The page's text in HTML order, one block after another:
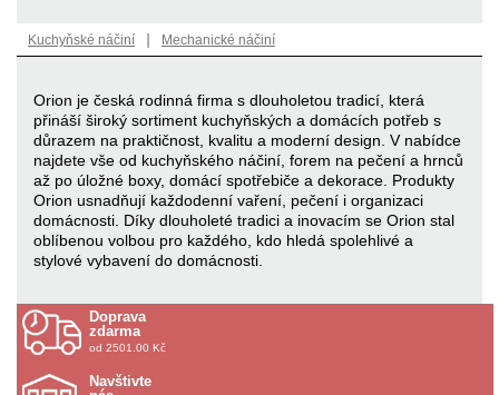
Kuchyňské náčiní | Mechanické náčiní
Orion je česká rodinná firma s dlouholetou tradicí, která
přináší široký sortiment kuchyňských a domácích potřeb s
důrazem na praktičnost, kvalitu a moderní design. V nabídce
najdete vše od kuchyňského náčiní, forem na pečení a hrnců
až po úložné boxy, domácí spotřebiče a dekorace. Produkty
Orion usnadňují každodenní vaření, pečení i organizaci
domácnosti. Díky dlouholeté tradici a inovacím se Orion stal
oblíbenou volbou pro každého, kdo hledá spolehlivé a
stylové vybavení do domácnosti.
Doprava
zdarma
od 2501.00 Kč
Navštivte